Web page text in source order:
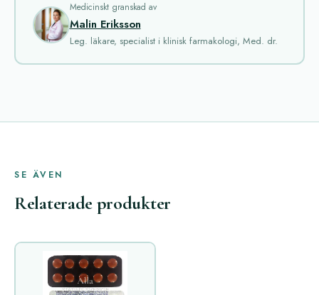
Medicinskt granskad av
Malin Eriksson
Leg. läkare, specialist i klinisk farmakologi, Med. dr.
SE ÄVEN
Relaterade produkter